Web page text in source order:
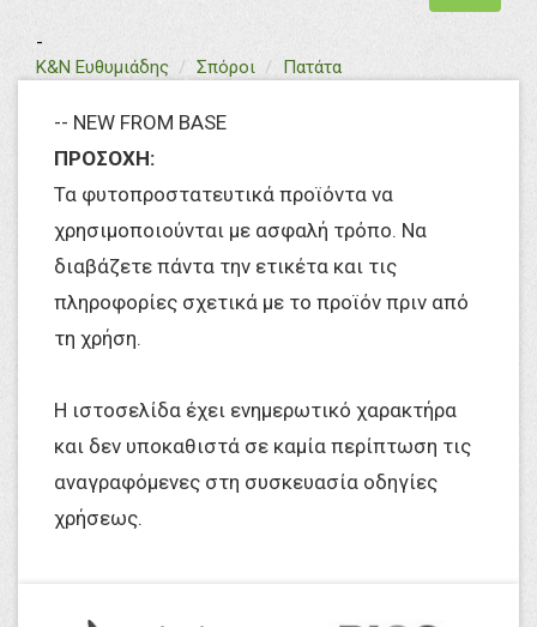
navigation
-
Κ&Ν Ευθυμιάδης textΣπόροι Πατάτα
-- NEW FROM BASE
ΠΡΟΣΟΧΗ:
Τα φυτοπροστατευτικά προϊόντα να
χρησιμοποιούνται με ασφαλή τρόπο. Να
διαβάζετε πάντα την ετικέτα και τις
πληροφορίες σχετικά με το προϊόν πριν από
τη χρήση.
Η ιστοσελίδα έχει ενημερωτικό χαρακτήρα
και δεν υποκαθιστά σε καμία περίπτωση τις
αναγραφόμενες στη συσκευασία οδηγίες
χρήσεως.